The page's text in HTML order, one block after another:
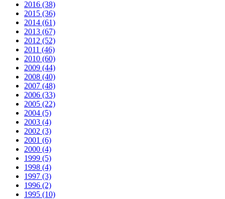
2016 (38)
2015 (36)
2014 (61)
2013 (67)
2012 (52)
2011 (46)
2010 (60)
2009 (44)
2008 (40)
2007 (48)
2006 (33)
2005 (22)
2004 (5)
2003 (4)
2002 (3)
2001 (6)
2000 (4)
1999 (5)
1998 (4)
1997 (3)
1996 (2)
1995 (10)